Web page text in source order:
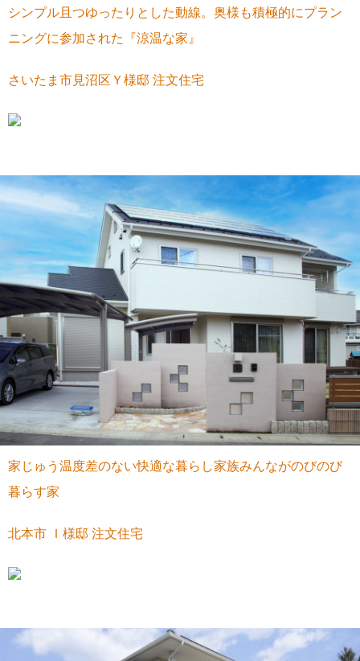
シンプル且つゆったりとした動線。奥様も積極的にプラン
ニングに参加された『涼温な家』
さいたま市見沼区Ｙ様邸 注文住宅
家じゅう温度差のない快適な暮らし家族みんながのびのび
暮らす家
北本市 Ｉ様邸 注文住宅